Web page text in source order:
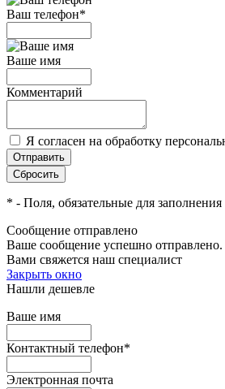
Ваш телефон*
Ваше имя
Комментарий
Я согласен на обработку
* - Поля, обязательные для заполнения
Сообщение отправлено
Ваше сообщение успешно
Вами свяжется наш специалист
Закрыть окно
Нашли дешевле
Ваше имя
Контактный телефон*
Электронная почта